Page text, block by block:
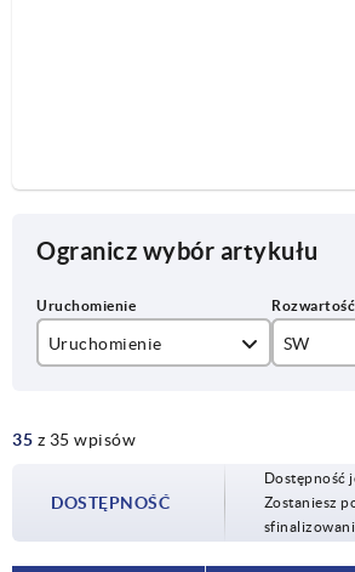
Ogranicz wybór artykułu
Uruchomienie
czworokąt 7 mm
pokrętło gwiazdźiste
profil dwuskrzydlowy 3 mm
SW
35 z 35 wpisów
DOSTĘPNOŚĆ
Dostępność
Zostaniesz